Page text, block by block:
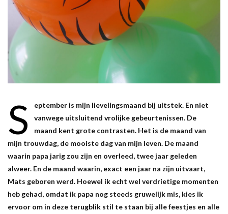
S
eptember is mijn lievelingsmaand bij uitstek. En niet
vanwege uitsluitend vrolijke gebeurtenissen. De
maand kent grote contrasten. Het is de maand van
mijn trouwdag, de mooiste dag van mijn leven. De maand
waarin papa jarig zou zijn en overleed, twee jaar geleden
alweer. En de maand waarin, exact een jaar na zijn uitvaart,
Mats geboren werd. Hoewel ik echt wel verdrietige momenten
heb gehad, omdat ik papa nog steeds gruwelijk mis, kies ik
ervoor om in deze terugblik stil te staan bij alle feestjes en alle